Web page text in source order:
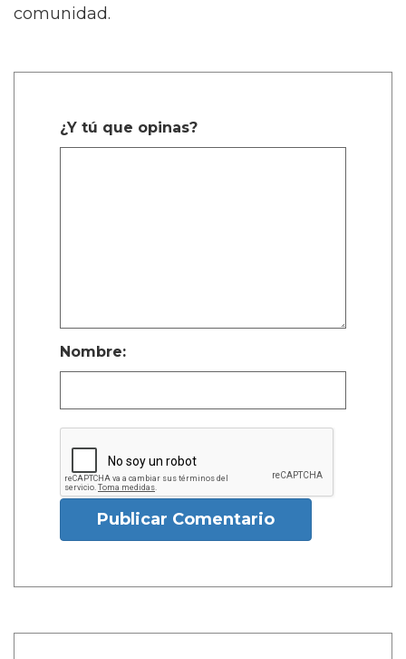
comunidad.
¿Y tú que opinas?
Nombre:
Publicar Comentario